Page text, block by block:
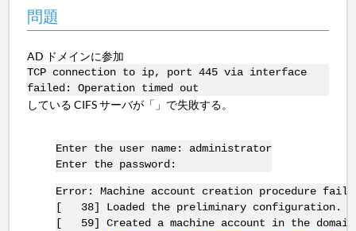
問題
AD ドメインに参加
TCP connection to ip, port 445 via interface
failed: Operation timed out
している CIFS サーバが「」で失敗する。
Enter the user name: administrator
Enter the password:
Error: Machine account creation procedure
[ 38] Loaded the preliminary configuration.
[ 59] Created a machine account in the domain